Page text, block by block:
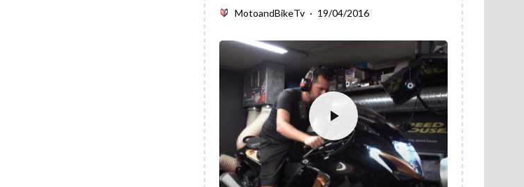
MotoandBikeTv · 19/04/2016